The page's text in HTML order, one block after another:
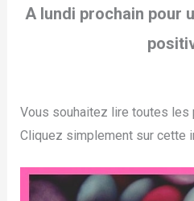
A lundi prochain pour
Vous souhaitez lire toutes
Cliquez simplement sur cette